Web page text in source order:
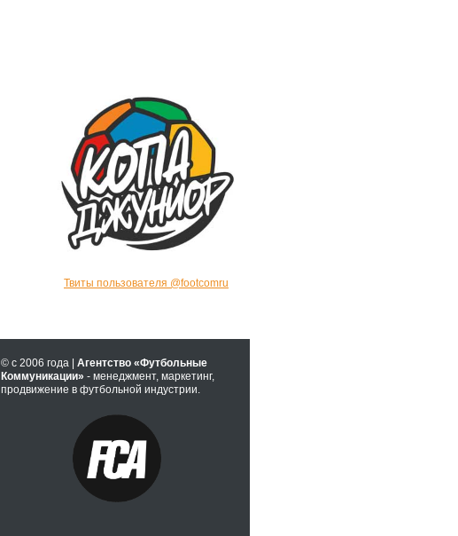
Твиты пользователя @footcomru
© с 2006 года |Агентство «Футбольные
Коммуникации» - менеджмент, маркетинг,
продвижение в футбольной индустрии.